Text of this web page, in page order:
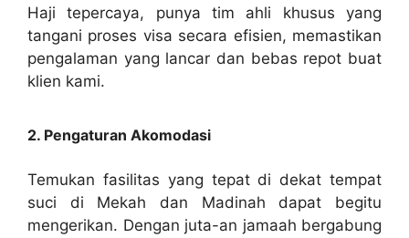
Haji tepercaya, punya tim ahli khusus yang
tangani proses visa secara efisien, memastikan
pengalaman yang lancar dan bebas repot buat
klien kami.
2. Pengaturan Akomodasi
Temukan fasilitas yang tepat di dekat tempat
suci di Mekah dan Madinah dapat begitu
mengerikan. Dengan juta-an jamaah bergabung